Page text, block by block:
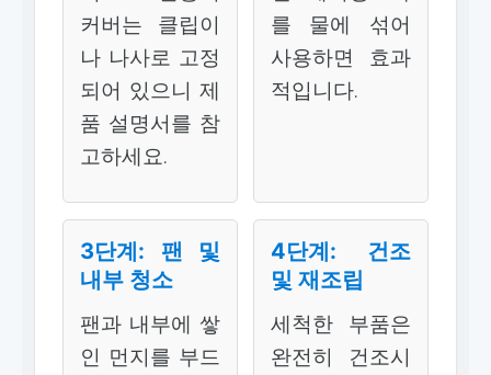
커버는 클립이
나 나사로 고정
되어 있으니 제
품 설명서를 참
고하세요.
를 물에 섞어
사용하면 효과
적입니다.
3단계: 팬 및
내부 청소
팬과 내부에 쌓
인 먼지를 부드
4단계: 건조
및 재조립
세척한 부품은
완전히 건조시